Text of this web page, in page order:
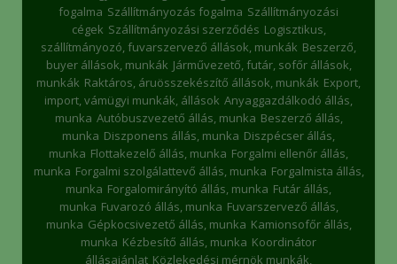
fogalma Szállítmányozás fogalma Szállítmányozási
cégek Szállítmányozási szerződés Logisztikus,
szállítmányozó, fuvarszervező állások, munkák Beszerző,
buyer állások, munkák Járművezető, futár, sofőr állások,
munkák Raktáros, áruösszekészítő állások, munkák Export,
import, vámügyi munkák, állások Anyaggazdálkodó állás,
munka Autóbuszvezető állás, munka Beszerző állás,
munka Diszponens állás, munka Diszpécser állás,
munka Flottakezelő állás, munka Forgalmi ellenőr állás,
munka Forgalmi szolgálattevő állás, munka Forgalmista állás,
munka Forgalomirányító állás, munka Futár állás,
munka Fuvarozó állás, munka Fuvarszervező állás,
munka Gépkocsivezető állás, munka Kamionsofőr állás,
munka Kézbesítő állás, munka Koordinátor
állásajánlat Közlekedési mérnök munkák,